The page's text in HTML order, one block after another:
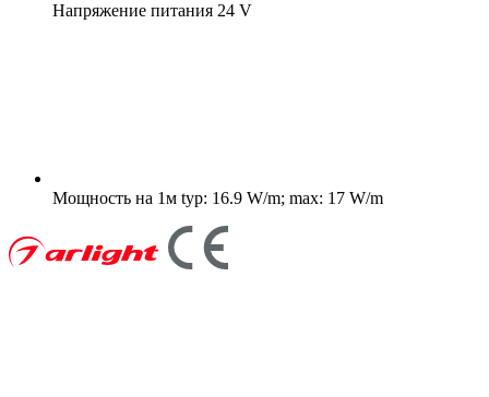
Напряжение питания 24 V
Мощность на 1м typ: 16.9 W/m; max: 17 W/m